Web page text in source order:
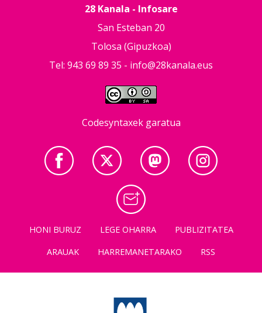
28 Kanala - Infosare
San Esteban 20
Tolosa (Gipuzkoa)
Tel: 943 69 89 35 - info@28kanala.eus
Codesyntaxek garatua
HONI BURUZ LEGE OHARRA
PUBLIZITATEA
ARAUAK
HARREMANETARAKO RSS